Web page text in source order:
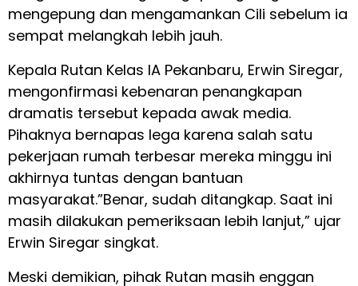
mengepung dan mengamankan Cili sebelum ia
sempat melangkah lebih jauh.
Kepala Rutan Kelas IA Pekanbaru, Erwin Siregar,
mengonfirmasi kebenaran penangkapan
dramatis tersebut kepada awak media.
Pihaknya bernapas lega karena salah satu
pekerjaan rumah terbesar mereka minggu ini
akhirnya tuntas dengan bantuan
masyarakat.”Benar, sudah ditangkap. Saat ini
masih dilakukan pemeriksaan lebih lanjut,” ujar
Erwin Siregar singkat.
Meski demikian, pihak Rutan masih enggan